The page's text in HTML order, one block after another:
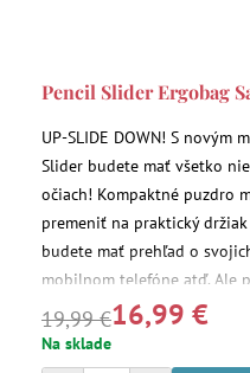
Pencil Slider Ergobag
UP-SLIDE DOWN! S novým
Slider budete mať všetko
očiach! Kompaktné puzdro
premeniť na praktický
budete mať prehľad o
mobilnom telefóne atď. Ale
ostatnými niečo skryť,
tajného vrecka.
19,99 €16,99 €
Na sklade